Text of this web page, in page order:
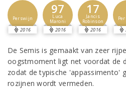
Perswijn
2016
97
Luca
Maroni
2016
17
Jancis
Robinson
2016
De Semis is gemaakt van zeer
oogstmoment ligt net voordat de
zodat de typische 'appassimento'
rozijnen wordt vermeden.